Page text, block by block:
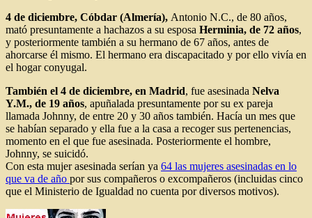
4 de diciembre, Cóbdar (Almería), Antonio N.C., de 80 años,
mató presuntamente a hachazos a su esposa Herminia, de 72 años,
y posteriormente también a su hermano de 67 años, antes de
ahorcarse él mismo. El hermano era discapacitado y por ello vivía en
el hogar conyugal.
También el 4 de diciembre, en Madrid, fue asesinada Nelva
Y.M., de 19 años, apuñalada presuntamente por su ex pareja
llamada Johnny, de entre 20 y 30 años también. Hacía un mes que
se habían separado y ella fue a la casa a recoger sus pertenencias,
momento en el que fue asesinada. Posteriormente el hombre,
Johnny, se suicidó.
Con esta mujer asesinada serían ya 64 las mujeres asesinadas en lo
que va de año por sus compañeros o excompañeros (incluidas cinco
que el Ministerio de Igualdad no cuenta por diversos motivos).